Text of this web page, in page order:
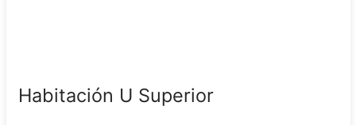
Habitación U Superior